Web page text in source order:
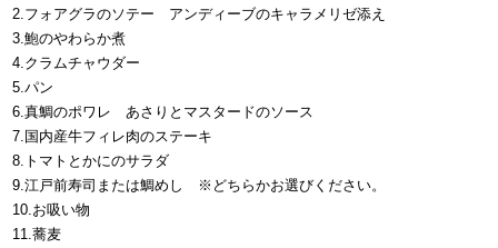
2.フォアグラのソテー アンディーブのキャラメリゼ添え
3.鮑のやわらか煮
4.クラムチャウダー
5.パン
6.真鯛のポワレ あさりとマスタードのソース
7.国内産牛フィレ肉のステーキ
8.トマトとかにのサラダ
9.江戸前寿司または鯛めし ※どちらかお選びください。
10.お吸い物
11.蕎麦